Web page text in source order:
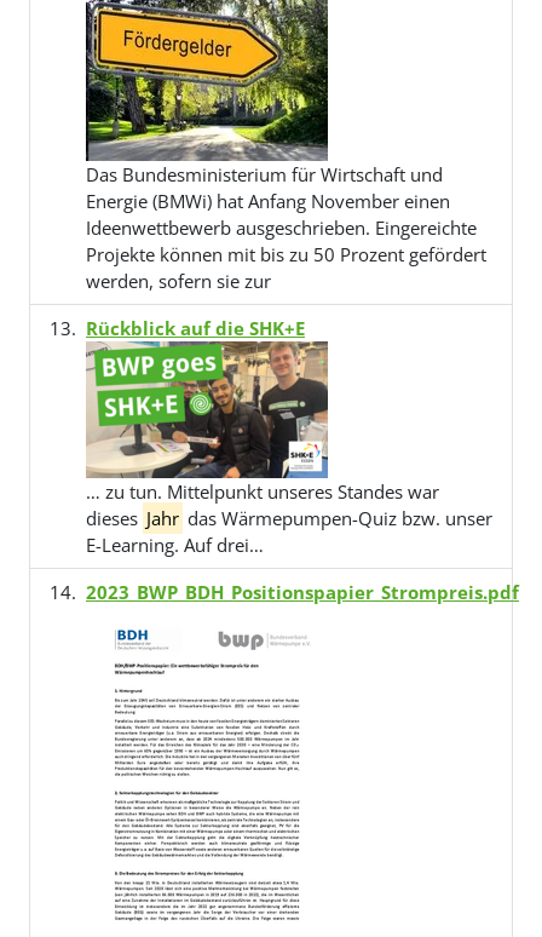
Das Bundesministerium für Wirtschaft und
Energie (BMWi) hat Anfang November einen
Ideenwettbewerb ausgeschrieben. Eingereichte
Projekte können mit bis zu 50 Prozent gefördert
werden, sofern sie zur
Rückblick auf die SHK+E
… zu tun. Mittelpunkt unseres Standes war
dieses Jahr das Wärmepumpen-Quiz bzw. unser
E-Learning. Auf drei…
2023_BWP_BDH_Positionspapier_Strompreis.pdf